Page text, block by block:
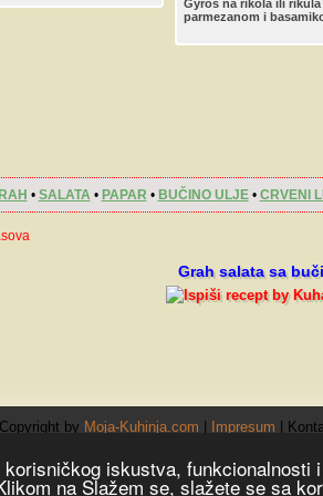
iskustva,
na Slažem se, slažete se sa
sa majonezom ili
Gyros na rikola ili rikula
parmezanom i
• SALATA • PAPAR • BUČINO ULJE• CRVENI
Grah salata sa
by Moja-Kuhinja.com Impresum